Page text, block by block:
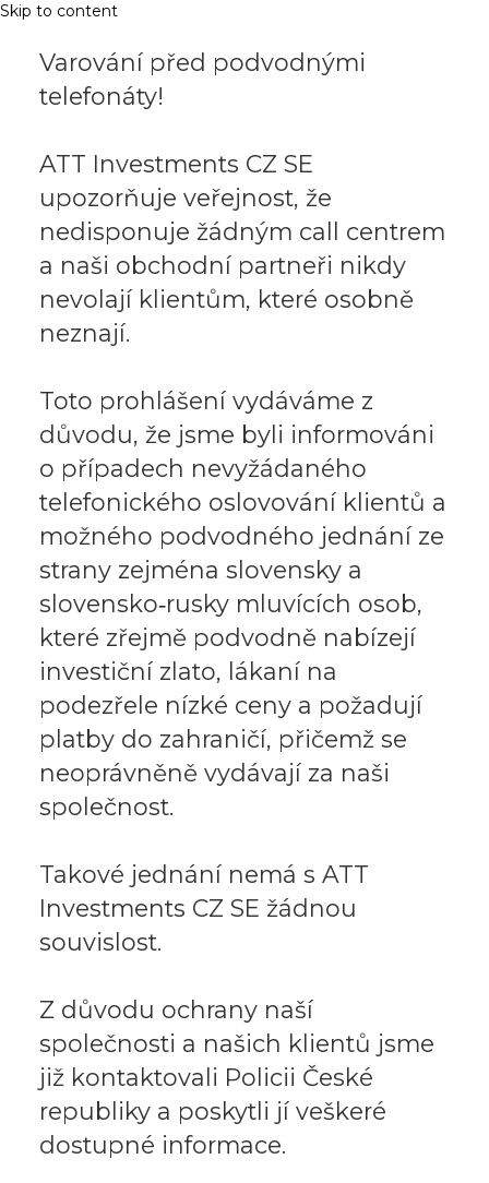
Skip to content
Varování před podvodnými
telefonáty!
ATT Investments CZ SE
upozorňuje veřejnost, že
nedisponuje žádným call centrem
a naši obchodní partneři nikdy
nevolají klientům, které osobně
neznají.
Toto prohlášení vydáváme z
důvodu, že jsme byli informováni
o případech nevyžádaného
telefonického oslovování klientů a
možného podvodného jednání ze
strany zejména slovensky a
slovensko‑rusky mluvících osob,
které zřejmě podvodně nabízejí
investiční zlato, lákaní na
podezřele nízké ceny a požadují
platby do zahraničí, přičemž se
neoprávněně vydávají za naši
společnost.
Takové jednání nemá s ATT
Investments CZ SE žádnou
souvislost.
Z důvodu ochrany naší
společnosti a našich klientů jsme
již kontaktovali Policii České
republiky a poskytli jí veškeré
dostupné informace.